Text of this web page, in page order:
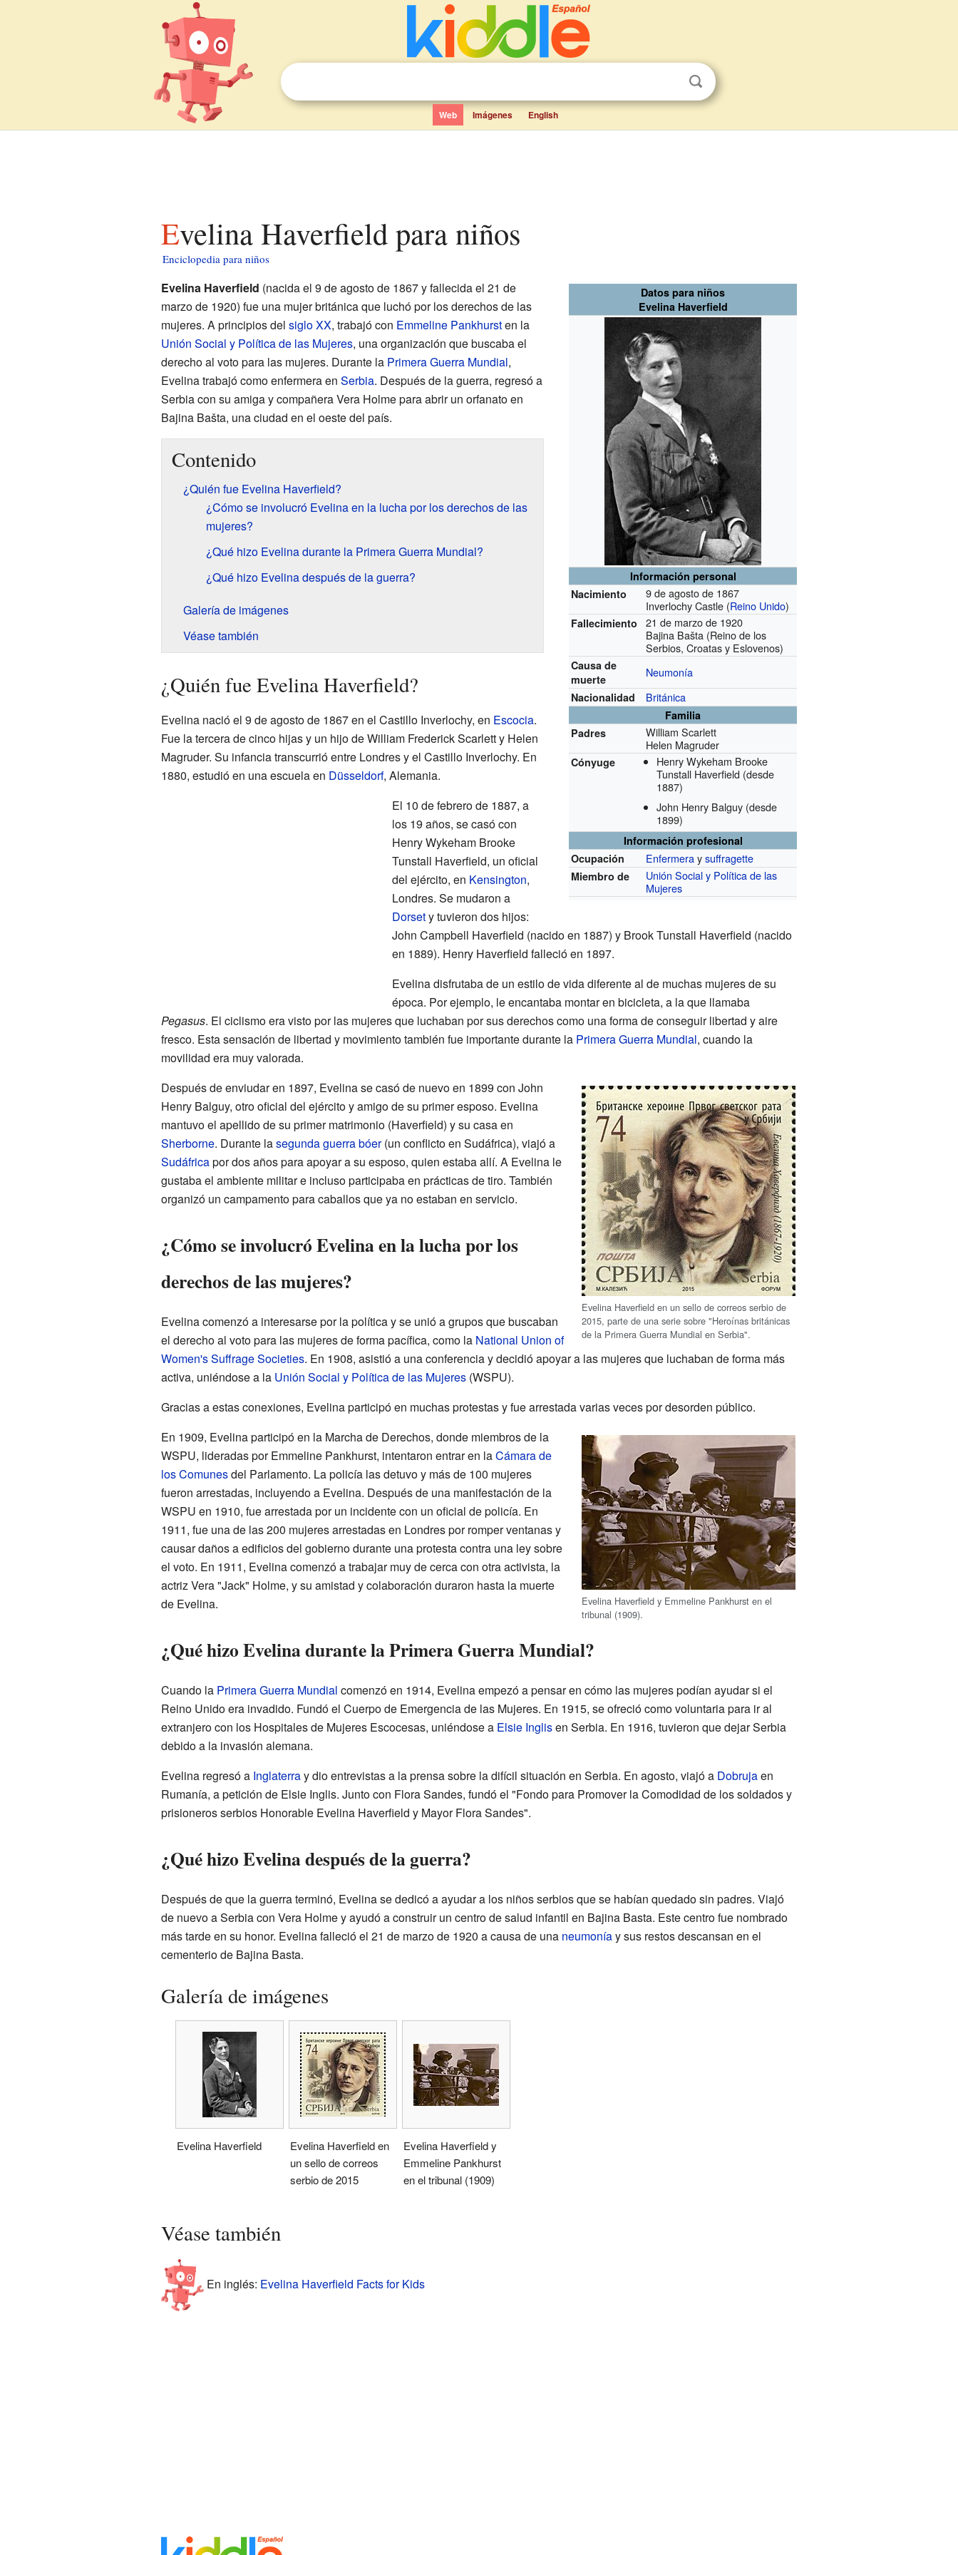
Web Imágenes English
Evelina Haverfield para niños
Enciclopedia para niños
Datos para niños
Evelina Haverfield
Información personal
Nacimiento
9 de agosto de 1867
Inverlochy Castle (Reino Unido)
Fallecimiento
21 de marzo de 1920
Bajina Bašta (Reino de los
Serbios, Croatas y Eslovenos)
Causa de
muerte
Neumonía
Nacionalidad Británica
Familia
Padres
William Scarlett
Helen Magruder
Cónyuge
Henry Wykeham Brooke
Tunstall Haverfield (desde
1887)
John Henry Balguy (desde
1899)
Información profesional
Ocupación
Enfermeraysuffragette
Miembro de
Unión Social y Política de las
Mujeres
Evelina Haverfield (nacida el 9 de agosto de 1867 y fallecida el 21 de
marzo de 1920) fue una mujer británica que luchó por los derechos de las
mujeres. A principios del siglo XX, trabajó con Emmeline Pankhursten la
Unión Social y Política de las Mujeres, una organización que buscaba el
derecho al voto para las mujeres. Durante la Primera Guerra Mundial,
Evelina trabajó como enfermera en Serbia. Después de la guerra, regresó a
Serbia con su amiga y compañera Vera Holme para abrir un orfanato en
Bajina Bašta, una ciudad en el oeste del país.
Contenido
¿Quién fue Evelina Haverfield?
¿Cómo se involucró Evelina en la lucha por los derechos de las
mujeres?
¿Qué hizo Evelina durante la Primera Guerra Mundial?
¿Qué hizo Evelina después de la guerra?
Galería de imágenes
Véase también
¿Quién fue Evelina Haverfield?
Evelina nació el 9 de agosto de 1867 en el Castillo Inverlochy, en Escocia.
Fue la tercera de cinco hijas y un hijo de William Frederick Scarlett y Helen
Magruder. Su infancia transcurrió entre Londres y el Castillo Inverlochy. En
1880, estudió en una escuela en Düsseldorf, Alemania.
El 10 de febrero de 1887, a
los 19 años, se casó con
Henry Wykeham Brooke
Tunstall Haverfield, un oficial
del ejército, en Kensington,
Londres. Se mudaron a
Dorsety tuvieron dos hijos:
John Campbell Haverfield (nacido en 1887) y Brook Tunstall Haverfield (nacido
en 1889). Henry Haverfield falleció en 1897.
Evelina disfrutaba de un estilo de vida diferente al de muchas mujeres de su
época. Por ejemplo, le encantaba montar en bicicleta, a la que llamaba
Pegasus. El ciclismo era visto por las mujeres que luchaban por sus derechos como una forma de conseguir libertad y aire
fresco. Esta sensación de libertad y movimiento también fue importante durante la Primera Guerra Mundial, cuando la
movilidad era muy valorada.
Evelina Haverfield en un sello de correos serbio de
2015, parte de una serie sobre "Heroínas británicas
de la Primera Guerra Mundial en Serbia".
Después de enviudar en 1897, Evelina se casó de nuevo en 1899 con John
Henry Balguy, otro oficial del ejército y amigo de su primer esposo. Evelina
mantuvo el apellido de su primer matrimonio (Haverfield) y su casa en
Sherborne. Durante lasegunda guerra bóer(un conflicto en Sudáfrica), viajó a
Sudáfricapor dos años para apoyar a su esposo, quien estaba allí. A Evelina le
gustaba el ambiente militar e incluso participaba en prácticas de tiro. También
organizó un campamento para caballos que ya no estaban en servicio.
¿Cómo se involucró Evelina en la lucha por los
derechos de las mujeres?
Evelina comenzó a interesarse por la política y se unió a grupos que buscaban
el derecho al voto para las mujeres de forma pacífica, como la National Union of
Women's Suffrage Societies. En 1908, asistió a una conferencia y decidió apoyar a las mujeres que luchaban de forma más
activa, uniéndose a la Unión Social y Política de las Mujeres(WSPU).
Gracias a estas conexiones, Evelina participó en muchas protestas y fue arrestada varias veces por desorden público.
Evelina Haverfield y Emmeline Pankhurst en el
tribunal (1909).
En 1909, Evelina participó en la Marcha de Derechos, donde miembros de la
WSPU, lideradas por Emmeline Pankhurst, intentaron entrar en laCámara de
los Comunesdel Parlamento. La policía las detuvo y más de 100 mujeres
fueron arrestadas, incluyendo a Evelina. Después de una manifestación de la
WSPU en 1910, fue arrestada por un incidente con un oficial de policía. En
1911, fue una de las 200 mujeres arrestadas en Londres por romper ventanas y
causar daños a edificios del gobierno durante una protesta contra una ley sobre
el voto. En 1911, Evelina comenzó a trabajar muy de cerca con otra activista, la
actriz Vera "Jack" Holme, y su amistad y colaboración duraron hasta la muerte
de Evelina.
¿Qué hizo Evelina durante la Primera Guerra Mundial?
Cuando la Primera Guerra Mundial comenzó en 1914, Evelina empezó a pensar en cómo las mujeres podían ayudar si el
Reino Unido era invadido. Fundó el Cuerpo de Emergencia de las Mujeres. En 1915, se ofreció como voluntaria para ir al
extranjero con los Hospitales de Mujeres Escocesas, uniéndose a Elsie Inglisen Serbia. En 1916, tuvieron que dejar Serbia
debido a la invasión alemana.
Evelina regresó a Inglaterray dio entrevistas a la prensa sobre la difícil situación en Serbia. En agosto, viajó a Dobrujaen
Rumanía, a petición de Elsie Inglis. Junto con Flora Sandes, fundó el "Fondo para Promover la Comodidad de los soldados y
prisioneros serbios Honorable Evelina Haverfield y Mayor Flora Sandes".
¿Qué hizo Evelina después de la guerra?
Después de que la guerra terminó, Evelina se dedicó a ayudar a los niños serbios que se habían quedado sin padres. Viajó
de nuevo a Serbia con Vera Holme y ayudó a construir un centro de salud infantil en Bajina Basta. Este centro fue nombrado
más tarde en su honor. Evelina falleció el 21 de marzo de 1920 a causa de una neumoníay sus restos descansan en el
cementerio de Bajina Basta.
Galería de imágenes
Evelina Haverfield
Evelina Haverfield en
un sello de correos
serbio de 2015
Evelina Haverfield y
Emmeline Pankhurst
en el tribunal (1909)
Véase también
En inglés: Evelina Haverfield Facts for Kids